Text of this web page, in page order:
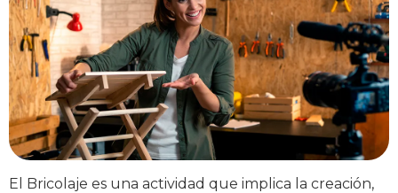
El Bricolaje es una actividad que implica la creación,